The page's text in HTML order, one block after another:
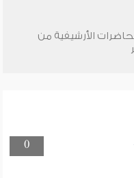
الأرشيفية من
0